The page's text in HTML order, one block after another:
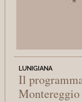
LUNIGIANA
Il
Montereggio